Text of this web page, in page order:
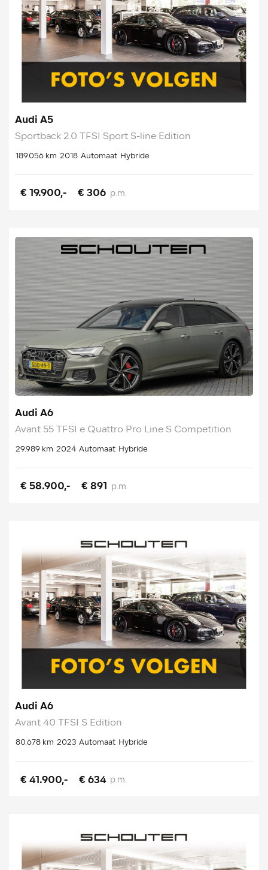
Audi A5
Sportback 2.0 TFSI Sport S-line Edition
189.056 km 2018 Automaat Hybride
€ 19.900,- € 306 p.m.
Audi A6
Avant 55 TFSI e Quattro Pro Line S Competition
29.989 km 2024 Automaat Hybride
€ 58.900,- € 891 p.m.
Audi A6
Avant 40 TFSI S Edition
80.678 km 2023 Automaat Hybride
€ 41.900,- € 634 p.m.